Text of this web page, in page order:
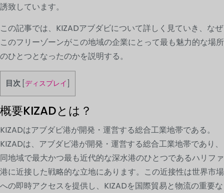
誘致しています。
この記事では、KIZADアブダビについて詳しく見ていき、なぜ
このフリーゾーンがこの地域の企業にとって最も魅力的な場所
のひとつとなったのかを説明する。
目次 ディスプレイ
概要KIZADとは？
KIZADはアブダビ港が開発・運営する総合工業地帯である。
KIZADは、アブダビ港が開発・運営する総合工業地帯であり、
同地域で最大かつ最も近代的な深水港のひとつであるハリファ
港に近接した戦略的な立地にあります。この近接性は世界市場
への即時アクセスを提供し、KIZADを国際貿易と物流の重要な